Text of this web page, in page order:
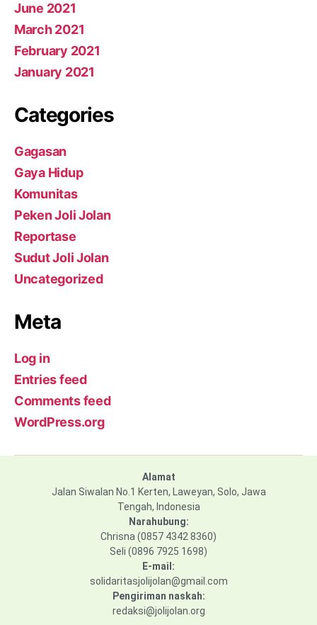
June 2021
March 2021
February 2021
January 2021
Categories
Gagasan
Gaya Hidup
Komunitas
Peken Joli Jolan
Reportase
Sudut Joli Jolan
Uncategorized
Meta
Log in
Entries feed
Comments feed
WordPress.org
Alamat
Jalan Siwalan No.1 Kerten, Laweyan, Solo, Jawa
Tengah, Indonesia
Narahubung:
Chrisna (0857 4342 8360)
Seli (0896 7925 1698)
E-mail:
solidaritasjolijolan@gmail.com
Pengiriman naskah:
redaksi@jolijolan.org